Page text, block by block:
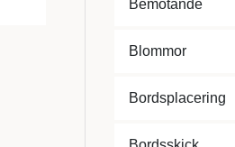
Bemötande
Blommor
Bordsplacering